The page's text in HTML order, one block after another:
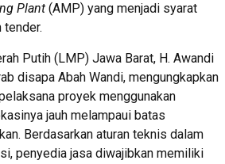
Plant (AMP) yang menjadi syarat
tender.
Putih (LMP) Jawa Barat, H. Awandi
disapa Abah Wandi, mengungkapkan
proyek menggunakan
jauh melampaui batas
Berdasarkan aturan teknis dalam
penyedia jasa diwajibkan memiliki